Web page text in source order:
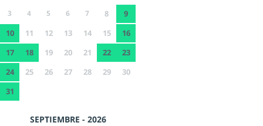
3
4 5 6 7 8
9
10
11 12 13 14 15
16
17
18 19 20 21 22
23
24
25 26 27 28 29
30
31
SEPTIEMBRE - 2026